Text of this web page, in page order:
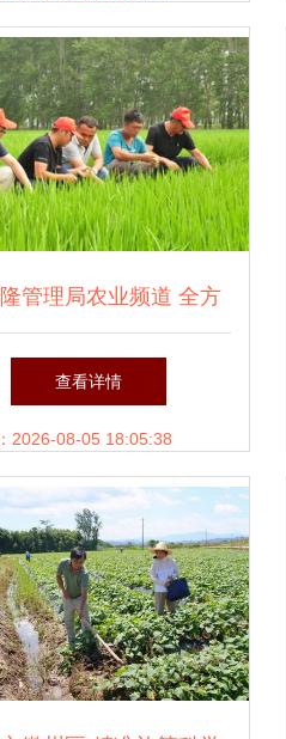
管理局农业频道 全方
农业病虫害防治，守护
粮仓安全
查看详情
2026-08-05 18:05:38